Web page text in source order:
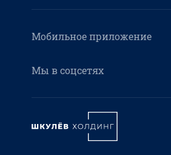
Мобильное приложение
Мы в соцсетях